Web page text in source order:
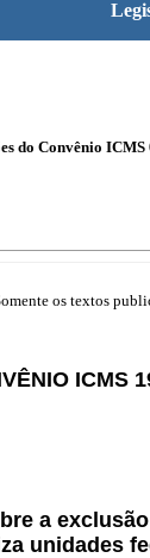
do Convênio
os textos
ICMS
a
unidades